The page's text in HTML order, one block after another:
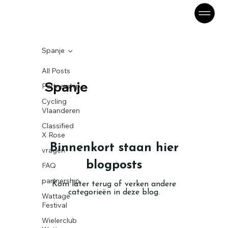
All Posts
Partnership
Cycling
Vlaanderen
Classified
X Rose
vragen
FAQ
partnership
Wattage
Festival
Wielerclub
Spanje
Spanje
Binnenkort staan hier
blogposts
Kom later terug of verken andere
categorieën in deze blog.